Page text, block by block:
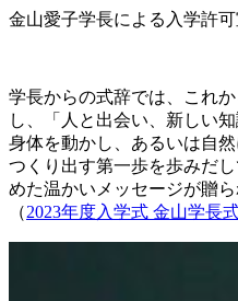
金山愛子学長による入学許
学長からの式辞では、これ
し、「人と出会い、新しい
身体を動かし、あるいは自
つくり出す第一歩を歩みだ
めた温かいメッセージが贈ら
（2023年度入学式 金山学長